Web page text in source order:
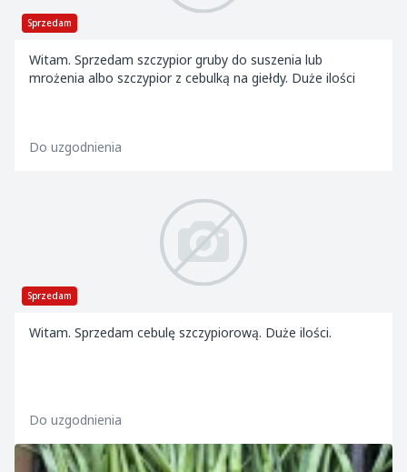
Sprzedam
Witam. Sprzedam szczypior gruby do suszenia lub
mrożenia albo szczypior z cebulką na giełdy. Duże ilości
Do uzgodnienia
Sprzedam
Witam. Sprzedam cebulę szczypiorową. Duże ilości.
Do uzgodnienia